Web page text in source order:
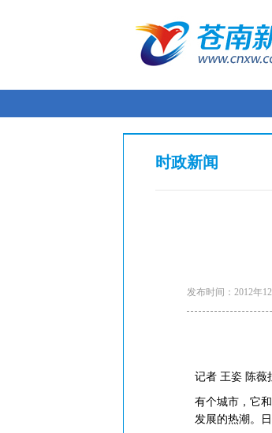
时政新闻
发布时间：2012年
记者 王姿 陈薇
有个城市，它
发展的热潮。